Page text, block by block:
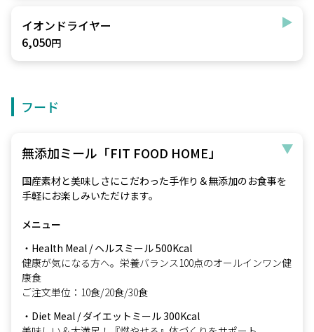
イオンドライヤー
6,050円
フード
無添加ミール「FIT FOOD HOME」
国産素材と美味しさにこだわった手作り＆無添加のお食事を
手軽にお楽しみいただけます。
メニュー
・Health Meal / ヘルスミール 500Kcal
健康が気になる方へ。栄養バランス100点のオールインワン健
康食
ご注文単位：10食/20食/30食
・Diet Meal / ダイエットミール 300Kcal